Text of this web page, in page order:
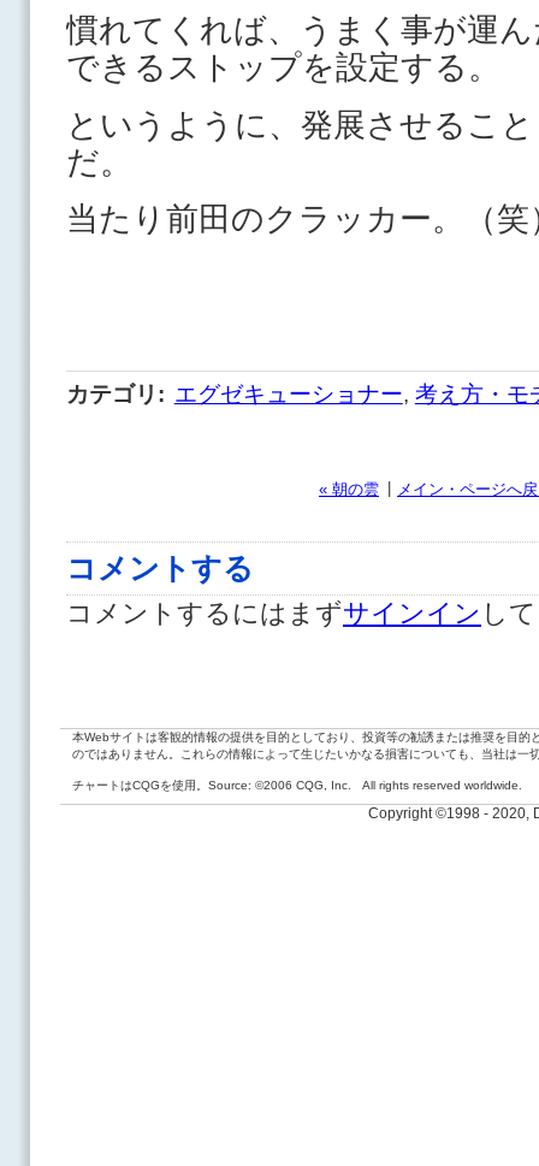
慣れてくれば、うまく事が運
できるストップを設定する。
というように、発展させるこ
だ。
当たり前田のクラッカー。（笑
カテゴリ : エグゼキューショナー, 考え方・モ
« 朝の雲 メイン・ページへ
コメントする
コメントするにはまずサインイン し
本Webサイトは客観的情報の提供を目的としており、投資等の勧誘または推奨を目
のではありません。これらの情報によって生じたいかなる損害についても、当社は一
チャートはCQGを使用。Source: ©2006 CQG, Inc. All rights reserved worldwide.
Copyright ©1998 - 2020,